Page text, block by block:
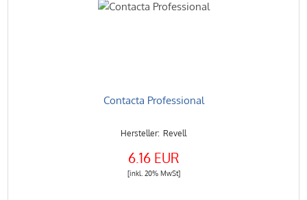
Contacta Professional
Revell
6.16 EUR
[inkl. 20% MwSt]